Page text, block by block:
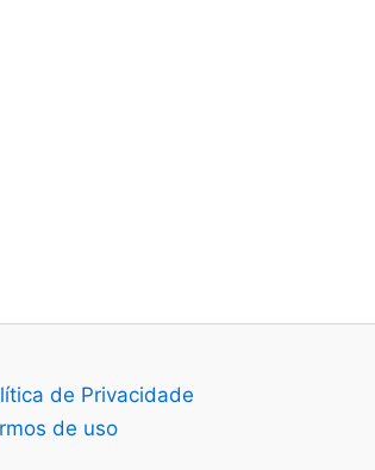
de Privacidade
de uso